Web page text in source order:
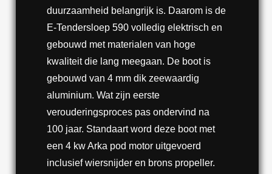
duurzaamheid belangrijk is. Daarom is de
E-Tendersloep 590 volledig elektrisch en
gebouwd met materialen van hoge
kwaliteit die lang meegaan. De boot is
gebouwd van 4 mm dik zeewaardig
aluminium. Wat zijn eerste
verouderingsproces pas ondervind na
100 jaar. Standaart word deze boot met
een 4 kw Arka pod motor uitgevoerd
inclusief wiersnijder en brons propeller.